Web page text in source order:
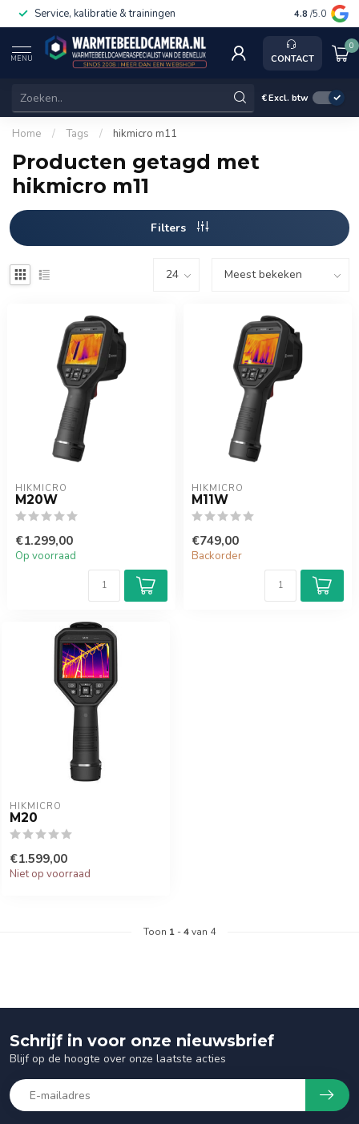
Service, kalibratie & trainingen 4.8 /5.0
MENU CONTACT
0
€Excl. btw
Home / Tags / hikmicro m11
Producten getagd met
hikmicro m11
Filters
HIKMICRO
M20W
€1.299,00
Op voorraad
HIKMICRO
M11W
€749,00
Backorder
HIKMICRO
M20
€1.599,00
Niet op voorraad
Toon 1 -4van 4
Schrijf in voor onze nieuwsbrief
Blijf op de hoogte over onze laatste acties